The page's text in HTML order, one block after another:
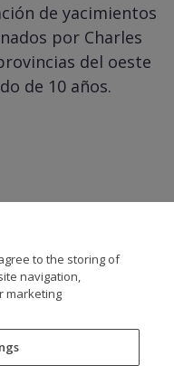
de yacimientos
por Charles
del oeste
de 10 años.
SOCIALS
to the storing of
navigation,
marketing